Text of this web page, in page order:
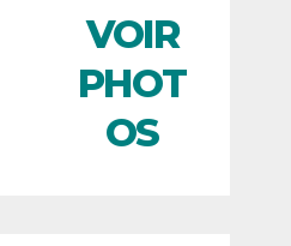
VOIR
PHOT
OS